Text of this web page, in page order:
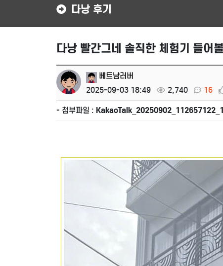
다낭 후기
다낭 빨간그네 솔직한 체험기 들어
베트남러버
2025-09-03 18:49
2,740 16
- 첨부파일 :